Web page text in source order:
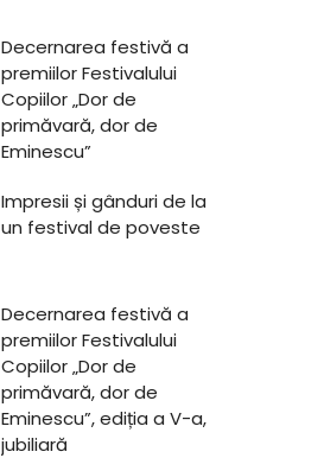
Decernarea festivă a
premiilor Festivalului
Copiilor „Dor de
primăvară, dor de
Eminescu”
Impresii și gânduri de la
un festival de poveste
Decernarea festivă a
premiilor Festivalului
Copiilor „Dor de
primăvară, dor de
Eminescu”, ediția a V-a,
jubiliară